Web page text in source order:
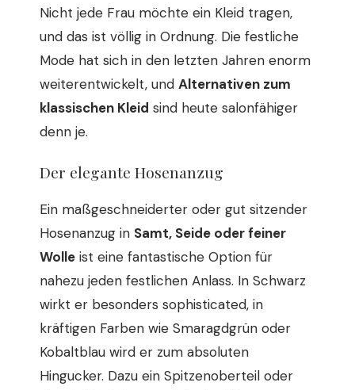
Nicht jede Frau möchte ein Kleid tragen,
und das ist völlig in Ordnung. Die festliche
Mode hat sich in den letzten Jahren enorm
weiterentwickelt, und Alternativen zum
klassischen Kleid sind heute salonfähiger
denn je.
Der elegante Hosenanzug
Ein maßgeschneiderter oder gut sitzender
Hosenanzug in Samt, Seide oder feiner
Wolle ist eine fantastische Option für
nahezu jeden festlichen Anlass. In Schwarz
wirkt er besonders sophisticated, in
kräftigen Farben wie Smaragdgrün oder
Kobaltblau wird er zum absoluten
Hingucker. Dazu ein Spitzenoberteil oder